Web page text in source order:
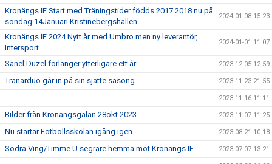
Kronängs IF Start med Träningstider födds 2017 2018 nu på
söndag 14Januari Kristinebergshallen
2024-01-08 15:23
Kronängs IF 2024 Nytt år med Umbro men ny leverantör,
Intersport.
2024-01-01 11:07
Sanel Duzel förlänger ytterligare ett år. 2023-12-05 12:59
Tränarduo går in på sin sjätte säsong. 2023-11-23 21:55
2023-11-16 11:11
Bilder från Kronängsgalan 28okt 2023 2023-11-07 11:25
Nu startar Fotbollsskolan igång igen 2023-08-21 10:18
Södra Ving/Timme U segrare hemma mot Kronängs IF 2023-07-07 13:21